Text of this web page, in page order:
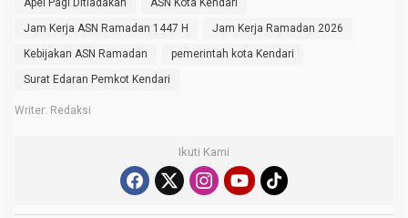
Apel Pagi Ditiadakan
ASN Kota Kendari
Jam Kerja ASN Ramadan 1447 H
Jam Kerja Ramadan 2026
Kebijakan ASN Ramadan
pemerintah kota Kendari
Surat Edaran Pemkot Kendari
Writer: Redaksi
Ikuti Kami